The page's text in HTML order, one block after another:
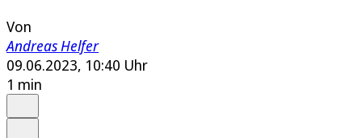
Von
Andreas Helfer
09.06.2023, 10:40 Uhr
1 min